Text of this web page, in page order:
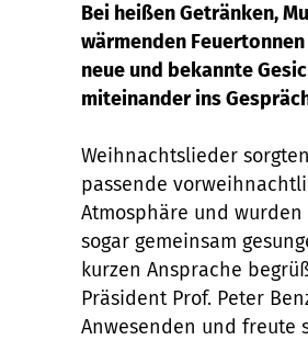
Bei heißen Getränken,
wärmenden
neue und bekannte
miteinander ins
Weihnachtslieder
passende
Atmosphäre und
sogar gemeinsam
kurzen Ansprache
Präsident Prof. Peter
Anwesenden und freute